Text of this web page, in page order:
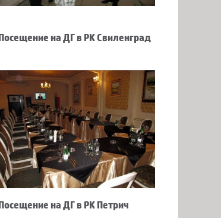
Посещение на ДГ в РК Свиленград
Посещение на ДГ в РК Петрич